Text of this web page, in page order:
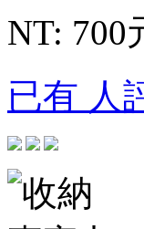
NT: 700
已有 人